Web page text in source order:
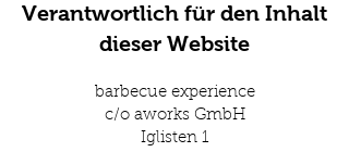
Verantwortlich für den Inhalt
dieser Website
barbecue experience
c/o aworks GmbH
Iglisten 1